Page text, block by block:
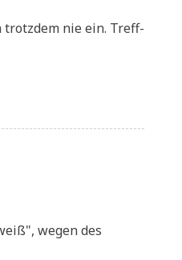
trotz­dem nie ein. Treff­
wegen des